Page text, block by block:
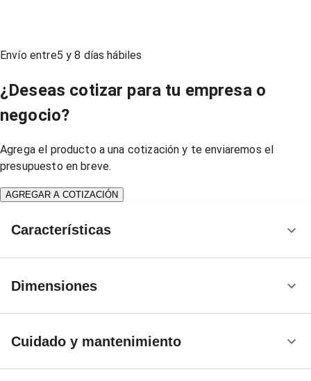
Envío entre5 y8 días hábiles
¿Deseas cotizar para tu empresa o
negocio?
Agrega el producto a una cotización y te enviaremos el
presupuesto en breve.
AGREGAR A COTIZACIÓN
Características
Dimensiones
Cuidado y mantenimiento